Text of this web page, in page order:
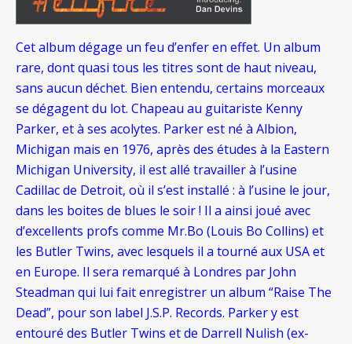
Cet album dégage un feu d’enfer en effet. Un album
rare, dont quasi tous les titres sont de haut niveau,
sans aucun déchet. Bien entendu, certains morceaux
se dégagent du lot. Chapeau au guitariste Kenny
Parker, et à ses acolytes. Parker est né à Albion,
Michigan mais en 1976, après des études à la Eastern
Michigan University, il est allé travailler à l’usine
Cadillac de Detroit, où il s’est installé : à l’usine le jour,
dans les boites de blues le soir ! Il a ainsi joué avec
d’excellents profs comme Mr.Bo (Louis Bo Collins) et
les Butler Twins, avec lesquels il a tourné aux USA et
en Europe. Il sera remarqué à Londres par John
Steadman qui lui fait enregistrer un album “Raise The
Dead”, pour son label J.S.P. Records. Parker y est
entouré des Butler Twins et de Darrell Nulish (ex-